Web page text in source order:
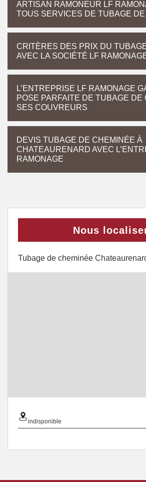
ARTISAN RAMONEUR LF
TOUS SERVICES DE TUBAGE
CRITÈRES DES PRIX DU
AVEC LA SOCIÉTÉ LF
L’ENTREPRISE LF RAMONAGE
POSE PARFAITE DE TUBAGE DE
SES COUVREURS
DEVIS TUBAGE DE CHEMINÉE À
CHATEAURENARD AVEC
RAMONAGE
Nous
Tubage de cheminée
indisponible